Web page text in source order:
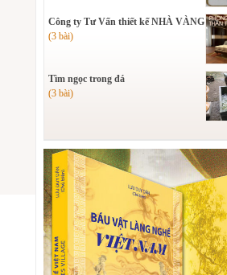
Công ty Tư Vấn thiết kế NHÀ VÀNG
(3 bài)
Tìm ngọc trong đá
(3 bài)